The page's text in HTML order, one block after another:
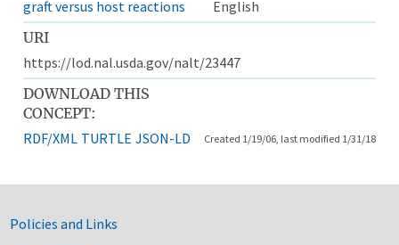
graft versus host reactions
English
URI
https://lod.nal.usda.gov/nalt/23447
DOWNLOAD THIS
CONCEPT:
RDF/XML TURTLE JSON-LD Created 1/19/06, last modified 1/31/18
Government Links
Policies and Links